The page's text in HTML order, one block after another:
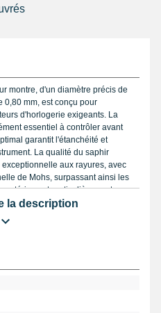
montre, d'un diamètre précis de
0,80 mm, est conçu pour
d'horlogerie exigeants. La
essentiel à contrôler avant
garantit l'étanchéité et
La qualité du saphir
aux rayures, avec
de Mohs, surpassant ainsi les
est particulièrement
offrant une parfaite
est dotée d'une finition
technique optimise
les points de tension. Le choix
la description